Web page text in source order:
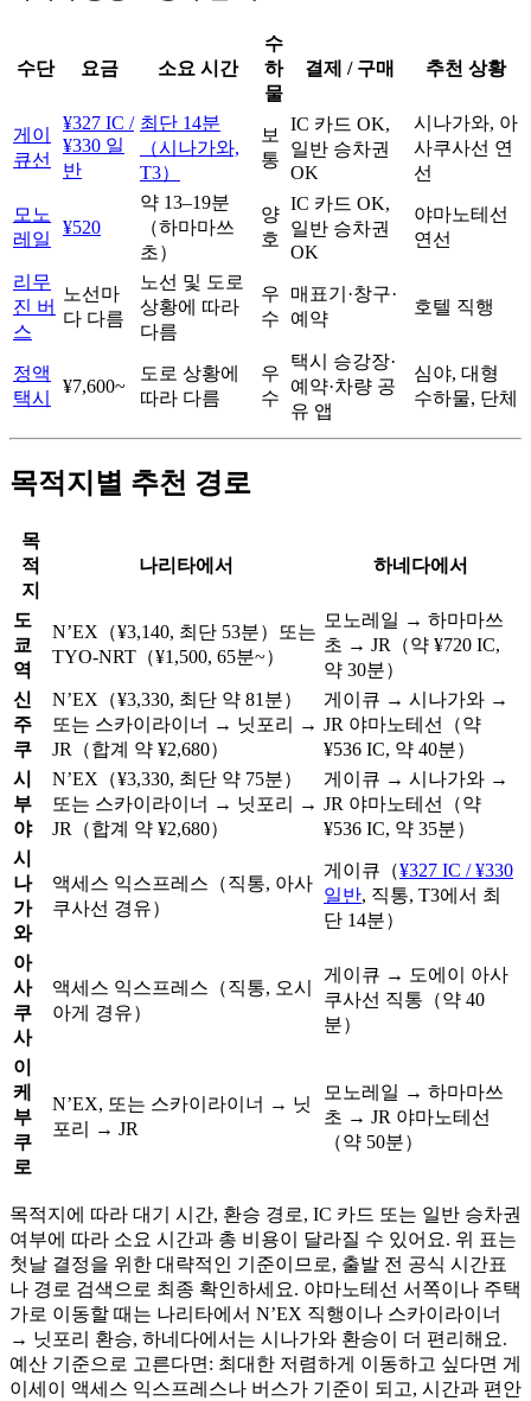
수단 요금 소요 시간
수
하
물
결제 / 구매 추천 상황
게이
큐선
¥327 IC /
¥330 일
반
최단 14분
（시나가와,
T3）
보
통
IC 카드 OK,
일반 승차권
OK
시나가와, 아
사쿠사선 연
선
모노
레일
¥520
약 13–19분
（하마마쓰
초）
양
호
IC 카드 OK,
일반 승차권
OK
야마노테선
연선
리무
진 버
스
노선마
다 다름
노선 및 도로
상황에 따라
다름
우
수
매표기·창구·
예약
호텔 직행
정액
택시
¥7,600~
도로 상황에
따라 다름
우
수
택시 승강장·
예약·차량 공
유 앱
심야, 대형
수하물, 단체
목적지별 추천 경로
목
적
지
나리타에서 하네다에서
도
쿄
역
N’EX（¥3,140, 최단 53분）또는
TYO-NRT（¥1,500, 65분~）
모노레일 → 하마마쓰
초 → JR（약 ¥720 IC,
약 30분）
신
주
쿠
N’EX（¥3,330, 최단 약 81분）
또는 스카이라이너 → 닛포리 →
JR（합계 약 ¥2,680）
게이큐 → 시나가와 →
JR 야마노테선（약
¥536 IC, 약 40분）
시
부
야
N’EX（¥3,330, 최단 약 75분）
또는 스카이라이너 → 닛포리 →
JR（합계 약 ¥2,680）
게이큐 → 시나가와 →
JR 야마노테선（약
¥536 IC, 약 35분）
시
나
가
와
액세스 익스프레스（직통, 아사
쿠사선 경유）
게이큐（¥327 IC / ¥330
일반, 직통, T3에서 최
단 14분）
아
사
쿠
사
액세스 익스프레스（직통, 오시
아게 경유）
게이큐 → 도에이 아사
쿠사선 직통（약 40
분）
이
케
부
쿠
로
N’EX, 또는 스카이라이너 → 닛
포리 → JR
모노레일 → 하마마쓰
초 → JR 야마노테선
（약 50분）
목적지에 따라 대기 시간, 환승 경로, IC 카드 또는 일반 승차권
여부에 따라 소요 시간과 총 비용이 달라질 수 있어요. 위 표는
첫날 결정을 위한 대략적인 기준이므로, 출발 전 공식 시간표
나 경로 검색으로 최종 확인하세요. 야마노테선 서쪽이나 주택
가로 이동할 때는 나리타에서 N’EX 직행이나 스카이라이너
→ 닛포리 환승, 하네다에서는 시나가와 환승이 더 편리해요.
예산 기준으로 고른다면: 최대한 저렴하게 이동하고 싶다면 게
이세이 액세스 익스프레스나 버스가 기준이 되고, 시간과 편안